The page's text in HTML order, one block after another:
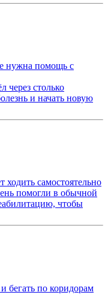
нужна помощь с
через столько
и начать новую
самостоятельно
помогли в обычной
чтобы
бегать по коридорам